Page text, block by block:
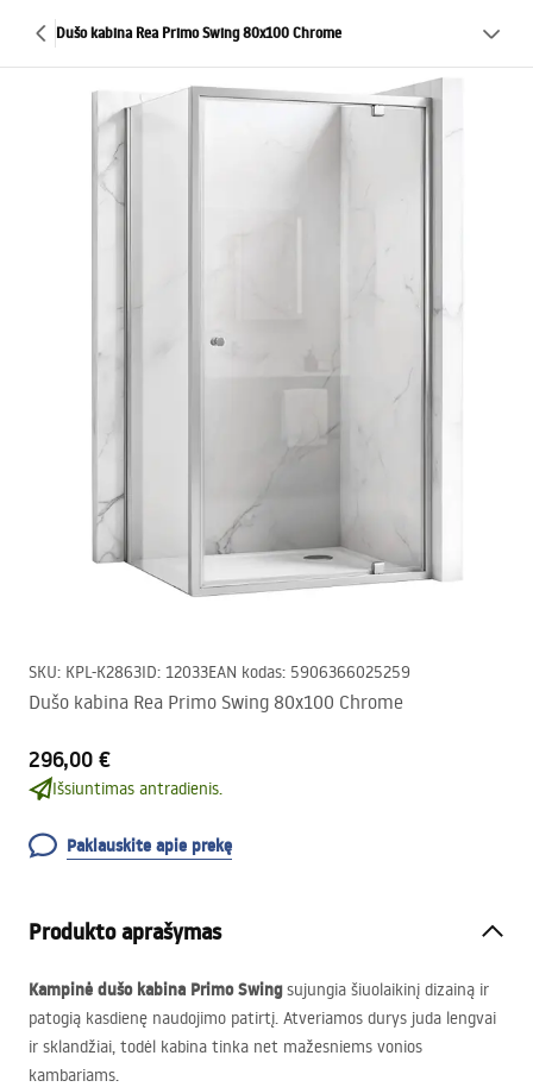
Dušo kabina Rea Primo Swing 80x100 Chrome
SKU: KPL-K2863ID: 12033EAN kodas: 5906366025259
Dušo kabina Rea Primo Swing 80x100 Chrome
296,00 €
Išsiuntimas antradienis.
Paklauskite apie prekę
Produkto aprašymas
Kampinė dušo kabina Primo Swingsujungia šiuolaikinį dizainą ir
patogią kasdienę naudojimo patirtį. Atveriamos durys juda lengvai
ir sklandžiai, todėl kabina tinka net mažesniems vonios
kambariams.